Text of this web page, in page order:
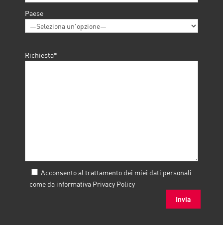
Paese
Richiesta*
Acconsento al trattamento dei miei dati personali
come da informativa Privacy Policy